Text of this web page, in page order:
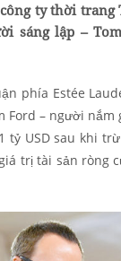
ty thời trang
sáng lập –
phía Estée
Ford – người
tỷ USD sau khi
trị tài sản ròng